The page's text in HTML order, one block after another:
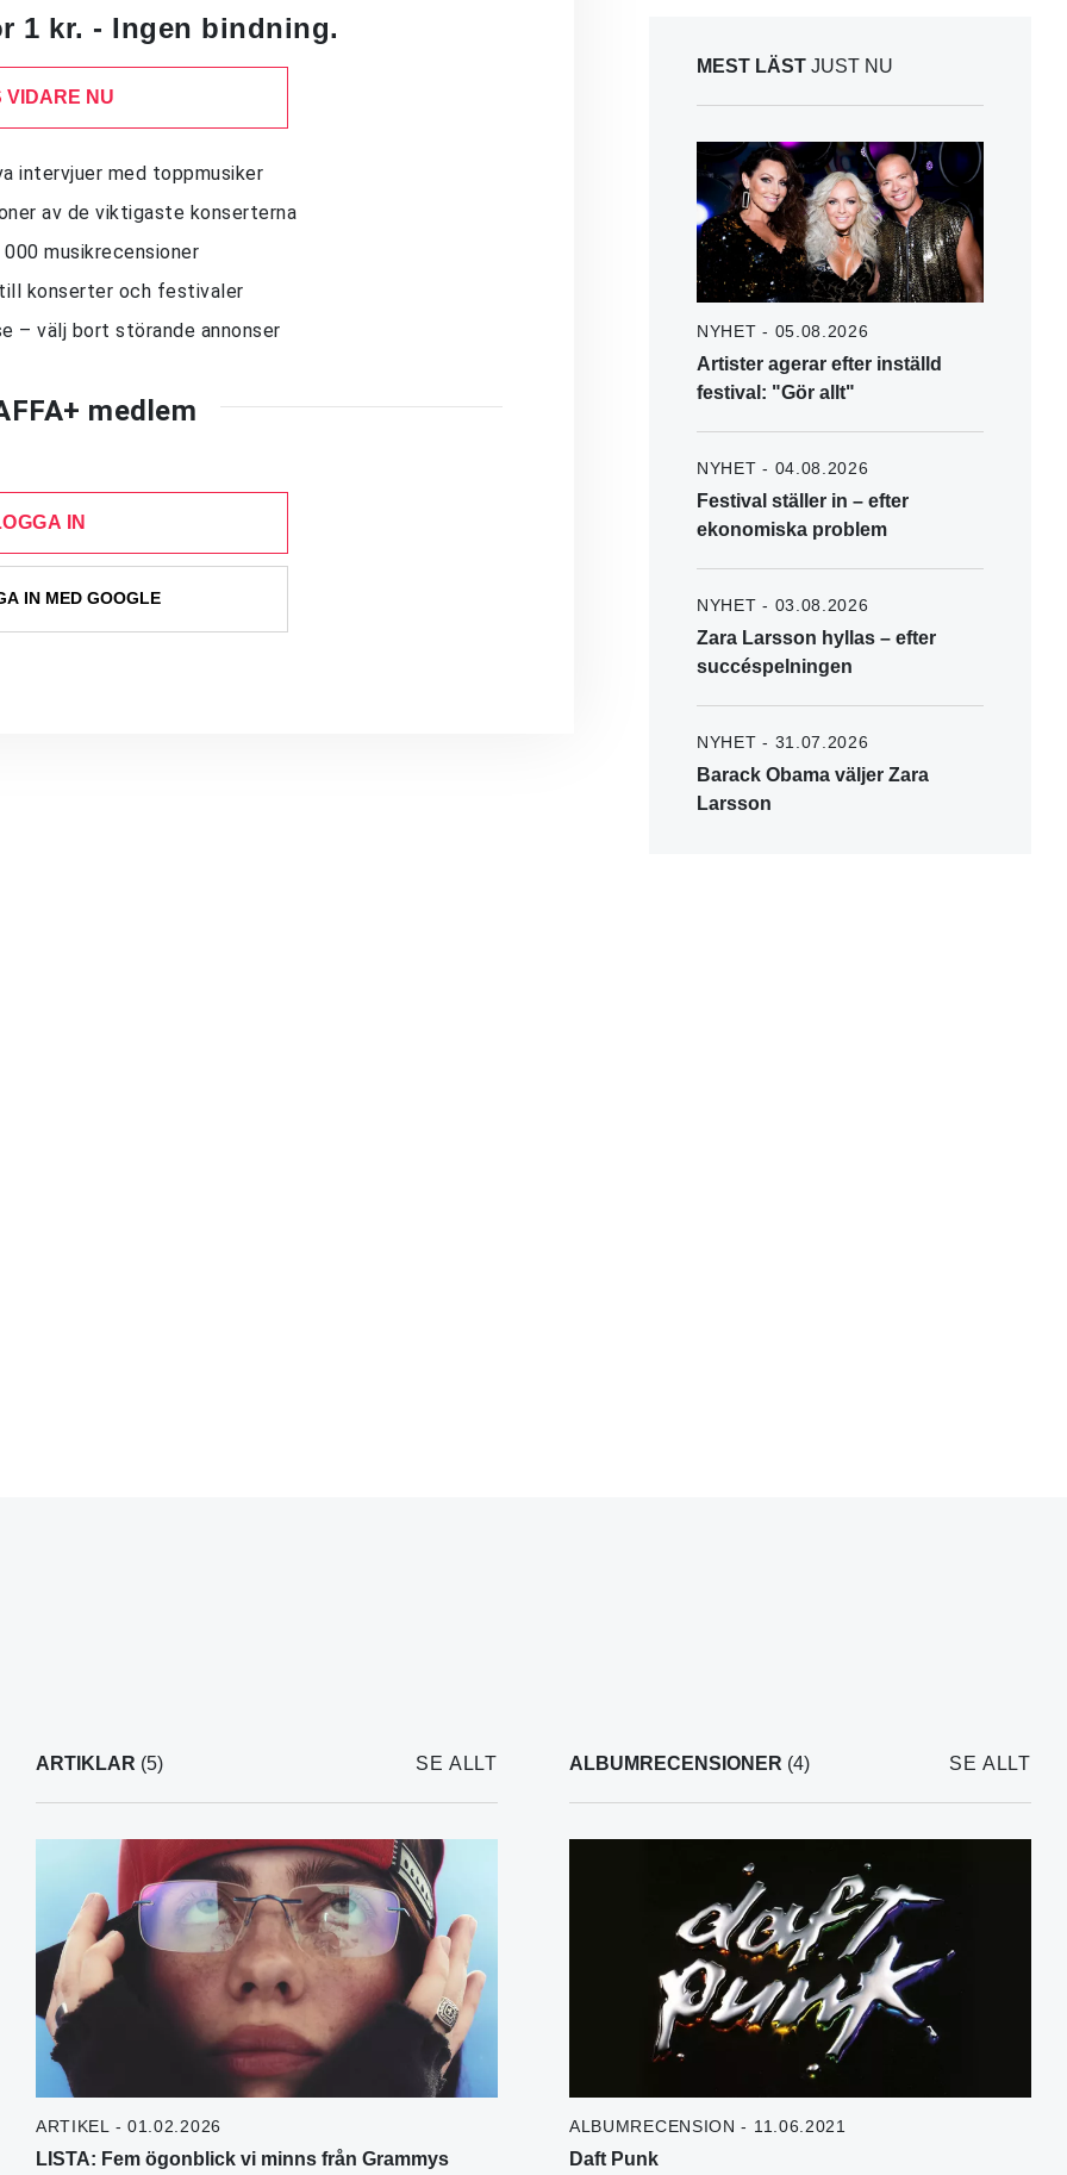
1 kr. - Ingen bindning.
VIDARE NU
intervjuer med toppmusiker
av de viktigaste konserterna
musikrecensioner
konserter och festivaler
– välj bort störande annonser
medlem
IN
IN MED GOOGLE
MEST LÄST JUST NU
NYHET - 05.08.2026
Artister agerar efter inställd
festival: "Gör allt"
NYHET - 04.08.2026
Festival ställer in – efter
ekonomiska problem
NYHET - 03.08.2026
Zara Larsson hyllas – efter
succéspelningen
NYHET - 31.07.2026
Barack Obama väljer Zara
Larsson
ARTIKLAR (5) SE ALLT
ARTIKEL - 01.02.2026
LISTA: Fem ögonblick vi minns från Grammys
ALBUMRECENSIONER (4) SE ALLT
ALBUMRECENSION - 11.06.2021
Daft Punk